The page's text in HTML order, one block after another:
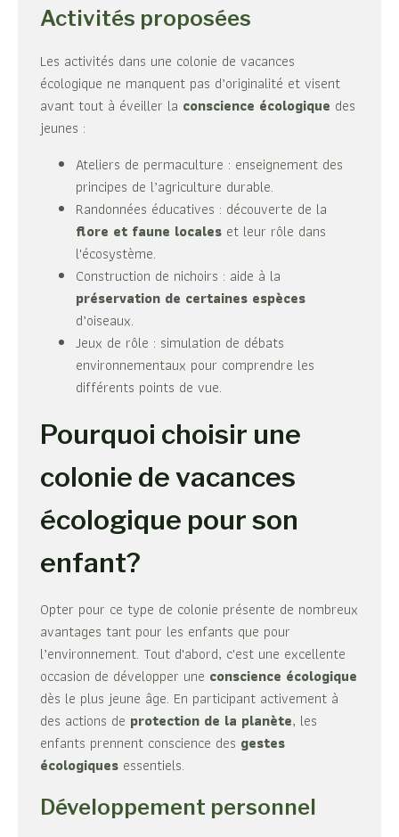
Activités proposées
Les activités dans une colonie de vacances
écologique ne manquent pas d’originalité et visent
avant tout à éveiller la conscience écologique des
jeunes :
Ateliers de permaculture : enseignement des
principes de l’agriculture durable.
Randonnées éducatives : découverte de la
flore et faune locales et leur rôle dans
l'écosystème.
Construction de nichoirs : aide à la
préservation de certaines espèces
d’oiseaux.
Jeux de rôle : simulation de débats
environnementaux pour comprendre les
différents points de vue.
Pourquoi choisir une
colonie de vacances
écologique pour son
enfant?
Opter pour ce type de colonie présente de nombreux
avantages tant pour les enfants que pour
l’environnement. Tout d'abord, c'est une excellente
occasion de développer une conscience écologique
dès le plus jeune âge. En participant activement à
des actions de protection de la planète, les
enfants prennent conscience des gestes
écologiques essentiels.
Développement personnel